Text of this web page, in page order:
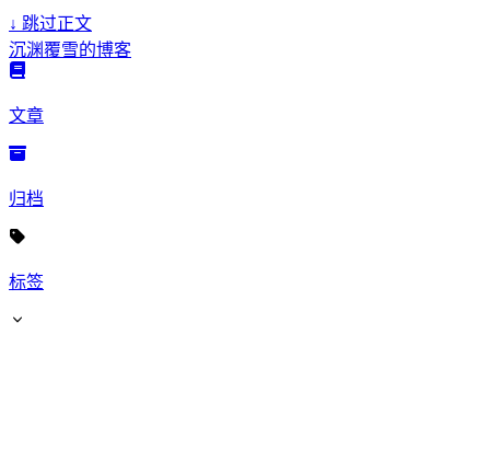
↓ 跳过正文
沉渊覆雪的博客
文章
归档
标签